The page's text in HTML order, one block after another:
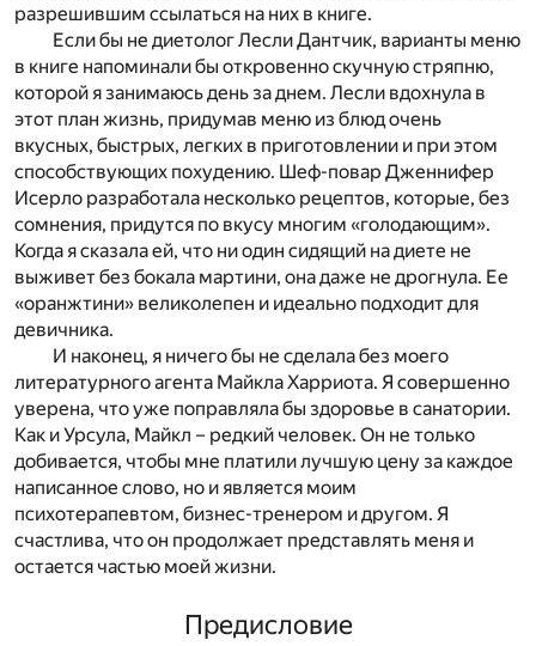
разрешившим ссылаться на них в книге.
Если бы не диетолог Лесли Дантчик, варианты меню
в книге напоминали бы откровенно скучную стряпню,
которой я занимаюсь день за днем. Лесли вдохнула в
этот план жизнь, придумав меню из блюд очень
вкусных, быстрых, легких в приготовлении и при этом
способствующих похудению. Шеф-повар Дженнифер
Исерло разработала несколько рецептов, которые, без
сомнения, придутся по вкусу многим «голодающим».
Когда я сказала ей, что ни один сидящий на диете не
выживет без бокала мартини, она даже не дрогнула. Ее
«оранжтини» великолепен и идеально подходит для
девичника.
И наконец, я ничего бы не сделала без моего
литературного агента Майкла Харриота. Я совершенно
уверена, что уже поправляла бы здоровье в санатории.
Как и Урсула, Майкл – редкий человек. Он не только
добивается, чтобы мне платили лучшую цену за каждое
написанное слово, но и является моим
психотерапевтом, бизнес-тренером и другом. Я
счастлива, что он продолжает представлять меня и
остается частью моей жизни.
Предисловие